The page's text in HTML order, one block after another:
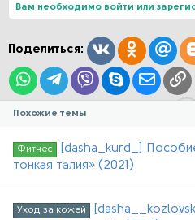
ц
и
:
Вам необходимо войти или
Поделиться: Вконтакте
WhatsAppTelegram
ViberSkype
Похожие темы
Фитнес
[dasha_kurd_]
тонкая талия» (2021)
Уход за кожей